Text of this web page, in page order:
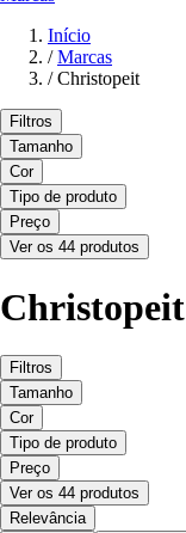
Início
/ Marcas
/ Christopeit
Filtros
Tamanho
Cor
Tipo de produto
Preço
Ver os 44 produtos
Christopeit
Filtros
Tamanho
Cor
Tipo de produto
Preço
Ver os 44 produtos
Relevância